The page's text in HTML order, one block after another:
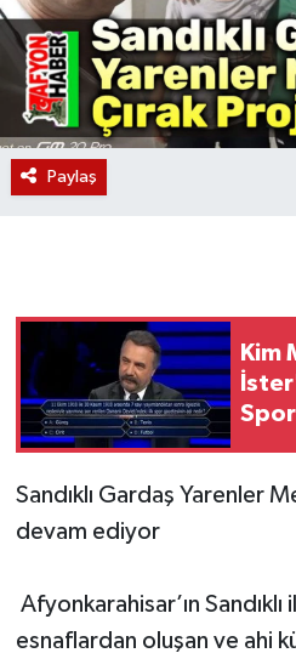
Paylaş
Kim
Sandıklı Gardaş Yarenler
devam ediyor
Afyonkarahisar’ın
esnaflardan oluşan ve ahi